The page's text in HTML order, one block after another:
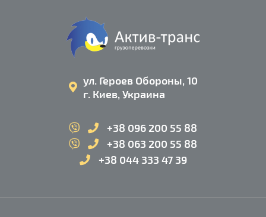
ул. Героев Обороны, 10
г. Киев, Украина
+38 096 200 55 88
+38 063 200 55 88
+38 044 333 47 39